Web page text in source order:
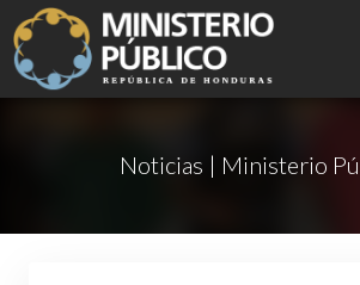
Noticias | Ministerio